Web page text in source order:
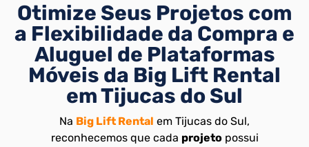
Otimize Seus Projetos com
a Flexibilidade da Compra e
Aluguel de Plataformas
Móveis da Big Lift Rental
em Tijucas do Sul
Na Big Lift Rental em Tijucas do Sul,
reconhecemos que cada projetopossui